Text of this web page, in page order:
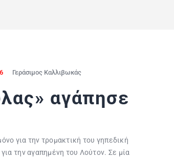
Γεράσιμος Καλλιβωκάς
αγάπησε
για την τρομακτική του γηπεδική
την αγαπημένη του Λούτον. Σε μία